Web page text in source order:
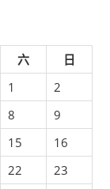
六
日
1
2
8
9
15
16
22
23